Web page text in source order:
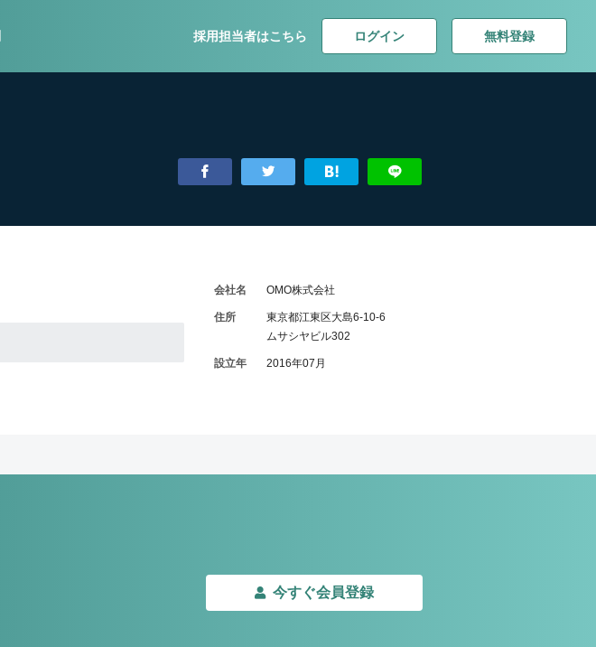
採用担当者はこちら ログイン 無料登録
会社名 OMO株式会社
住所
東京都江東区大島6-10-6
ムサシヤビル302
設立年 2016年07月
今すぐ会員登録